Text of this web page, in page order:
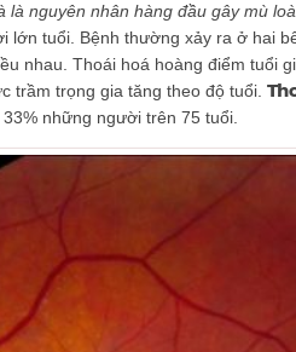
là nguyên nhân hàng đầu gây mù loà
lớn tuổi. Bệnh thường xảy ra ở hai
nhau. Thoái hoá hoàng điểm tuổi
trầm trọng gia tăng theo độ tuổi.
những người trên 75 tuổi.